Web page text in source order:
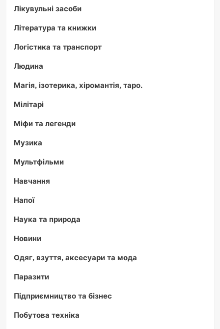
Лікувульні засоби
Література та книжки
Логістика та транспорт
Людина
Магія, ізотерика, хіромантія, таро.
Мілітарі
Міфи та легенди
Музика
Мультфільми
Навчання
Напої
Наука та природа
Новини
Одяг, взуття, аксесуари та мода
Паразити
Підприємництво та бізнес
Побутова техніка